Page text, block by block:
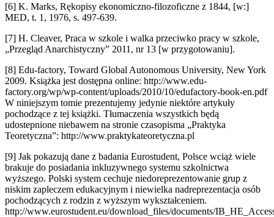
[6] K. Marks, Rękopisy ekonomiczno-filozoficzne z 1844, [w:]
MED, t. 1, 1976, s. 497-639.
[7] H. Cleaver, Praca w szkole i walka przeciwko pracy w szkole,
„Przegląd Anarchistyczny” 2011, nr 13 [w przygotowaniu].
[8] Edu-factory, Toward Global Autonomous University, New York
2009. Książka jest dostępna online: http://www.edu-
factory.org/wp/wp-content/uploads/2010/10/edufactory-book-en.pdf
W niniejszym tomie prezentujemy jedynie niektóre artykuły
pochodzące z tej książki. Tłumaczenia wszystkich będą
udostepnione niebawem na stronie czasopisma „Praktyka
Teoretyczna”: http://www.praktykateoretyczna.pl
[9] Jak pokazują dane z badania Eurostudent, Polsce wciąż wiele
brakuje do posiadania inkluzywnego systemu szkolnictwa
wyższego. Polski system cechuje niedoreprezentowanie grup z
niskim zapleczem edukacyjnym i niewielka nadreprezentacja osób
pochodzących z rodzin z wyższym wykształceniem.
http://www.eurostudent.eu/download_files/documents/